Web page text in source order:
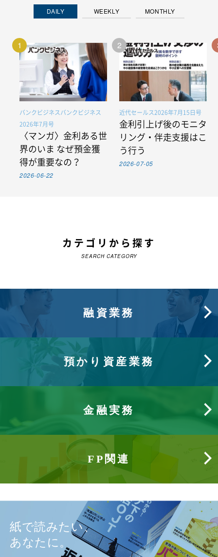
DAILY WEEKLY MONTHLY
1
バンクビジネスバンクビジネス
2026年7月号
〈マンガ〉金利ある世
界のいま なぜ預金獲
得が重要なの？
2026-06-22
2
近代セールス2026年7月15日号
金利引上げ後のモニタ
リング・伴走支援はこ
う行う
2026-07-05
カテゴリから探す
SEARCH CATEGORY
融資業務
預かり資産業務
金融実務
FP関連
紙で読みたい、
あなたに。